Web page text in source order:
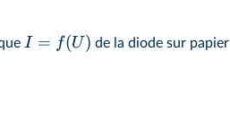
I = f(U) de la diode sur papier